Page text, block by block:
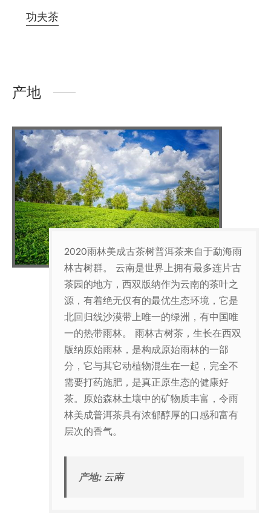
功夫茶
产地
2020雨林美成古茶树普洱茶来自于勐海雨
林古树群。 云南是世界上拥有最多连片古
茶园的地方，西双版纳作为云南的茶叶之
源，有着绝无仅有的最优生态环境，它是
北回归线沙漠带上唯一的绿洲，有中国唯
一的热带雨林。 雨林古树茶，生长在西双
版纳原始雨林，是构成原始雨林的一部
分，它与其它动植物混生在一起，完全不
需要打药施肥，是真正原生态的健康好
茶。原始森林土壤中的矿物质丰富，令雨
林美成普洱茶具有浓郁醇厚的口感和富有
层次的香气。
产地: 云南